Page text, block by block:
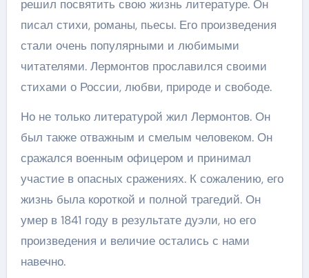
решил посвятить свою жизнь литературе. Он
писал стихи, романы, пьесы. Его произведения
стали очень популярными и любимыми
читателями. Лермонтов прославился своими
стихами о России, любви, природе и свободе.
Но не только литературой жил Лермонтов. Он
был также отважным и смелым человеком. Он
сражался военным офицером и принимал
участие в опасных сражениях. К сожалению, его
жизнь была короткой и полной трагедий. Он
умер в 1841 году в результате дуэли, но его
произведения и величие остались с нами
навечно.